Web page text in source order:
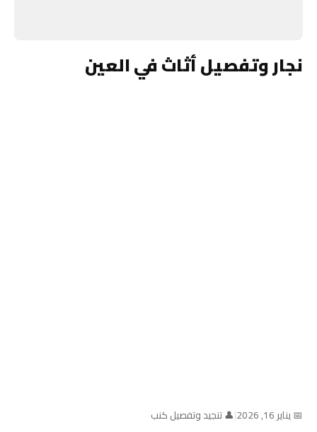
نجار وتفصيل أثاث في العين
📅 يناير 16, 2026 |👤 تنجيد وتفصيل كنب